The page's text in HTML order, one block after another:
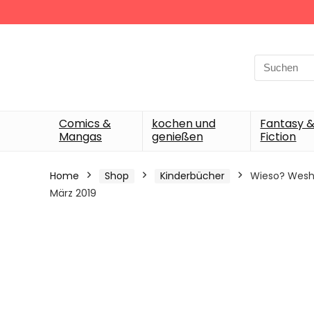
Search
for:
Comics &
Mangas
kochen und
genießen
Fantasy
Fiction
Home Shop Kinderbücher
Wieso?
März 2019